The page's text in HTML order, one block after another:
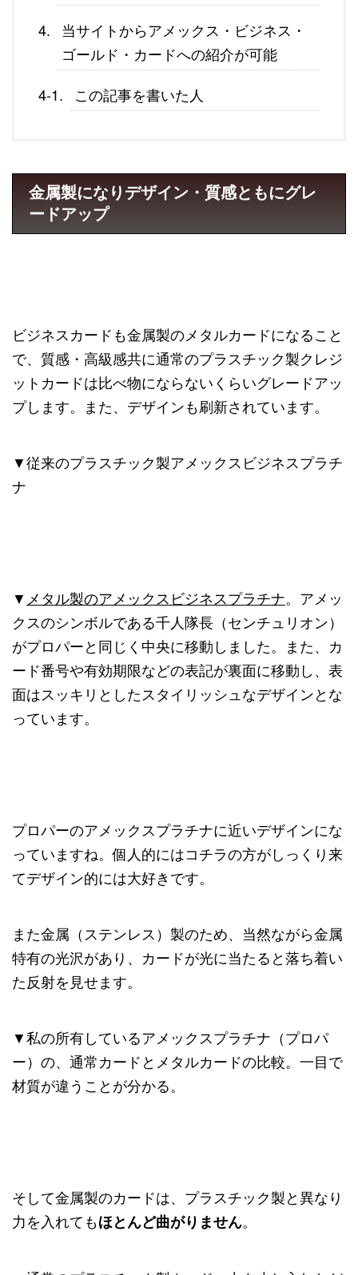
当サイトからアメックス・ビジネス・
ゴールド・カードへの紹介が可能
この記事を書いた人
金属製になりデザイン・質感ともにグレ
ードアップ
ビジネスカードも金属製のメタルカードになること
で、質感・高級感共に通常のプラスチック製クレジ
ットカードは比べ物にならないくらいグレードアッ
プします。また、デザインも刷新されています。
▼従来のプラスチック製アメックスビジネスプラチ
ナ
▼ メタル製のアメックスビジネスプラチナ。アメッ
クスのシンボルである千人隊長（センチュリオン）
がプロパーと同じく中央に移動しました。また、カ
ード番号や有効期限などの表記が裏面に移動し、表
面はスッキリとしたスタイリッシュなデザインとな
っています。
プロパーのアメックスプラチナに近いデザインにな
っていますね。個人的にはコチラの方がしっくり来
てデザイン的には大好きです。
また金属（ステンレス）製のため、当然ながら金属
特有の光沢があり、カードが光に当たると落ち着い
た反射を見せます。
▼私の所有しているアメックスプラチナ（プロパ
ー）の、通常カードとメタルカードの比較。一目で
材質が違うことが分かる。
そして金属製のカードは、プラスチック製と異なり
力を入れてもほとんど曲がりません。